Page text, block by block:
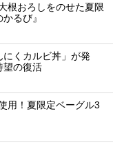
根おろしをのせた夏限
るび』
にくカルビ丼」が発
望の復活
用！夏限定ベーグル3